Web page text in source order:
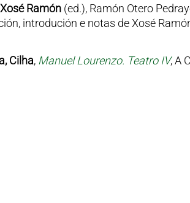
Ramón(ed.), Ramón Otero
introdución e notas de Xosé
Cilha, Manuel Lourenzo. Teatro IV, A